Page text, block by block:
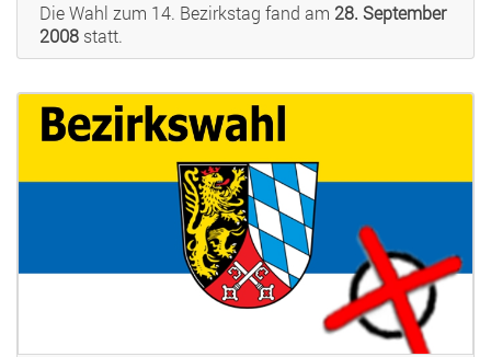
Die Wahl zum 14. Bezirkstag fand am 28. September
2008 statt.